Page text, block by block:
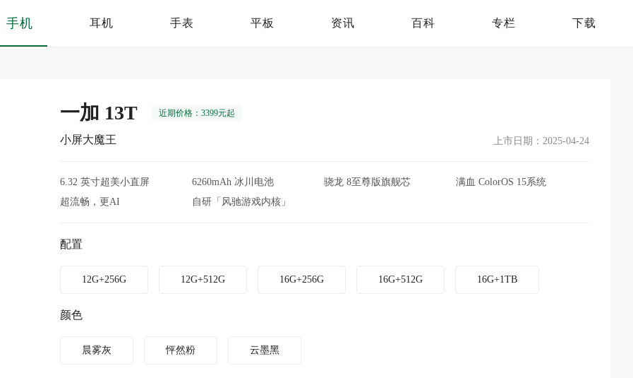
手机 耳机 手表 平板 资讯 百科 专栏 下载
一加 13T 近期价格：3399元起
小屏大魔王 上市日期：2025-04-24
6.32 英寸超美小直屏 6260mAh 冰川电池 骁龙 8至尊版旗舰芯
满血 ColorOS 15系统
超流畅，更AI
自研「风驰游戏内核」
配置
12G+256G 12G+512G 16G+256G 16G+512G 16G+1TB
颜色
晨雾灰 怦然粉 云墨黑